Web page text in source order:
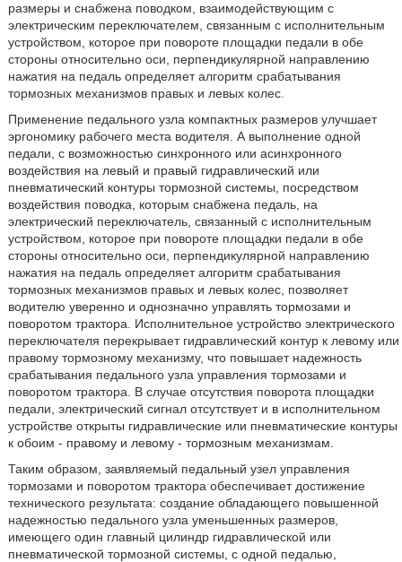
размеры и снабжена поводком, взаимодействующим с
электрическим переключателем, связанным с исполнительным
устройством, которое при повороте площадки педали в обе
стороны относительно оси, перпендикулярной направлению
нажатия на педаль определяет алгоритм срабатывания
тормозных механизмов правых и левых колес.
Применение педального узла компактных размеров улучшает
эргономику рабочего места водителя. А выполнение одной
педали, с возможностью синхронного или асинхронного
воздействия на левый и правый гидравлический или
пневматический контуры тормозной системы, посредством
воздействия поводка, которым снабжена педаль, на
электрический переключатель, связанный с исполнительным
устройством, которое при повороте площадки педали в обе
стороны относительно оси, перпендикулярной направлению
нажатия на педаль определяет алгоритм срабатывания
тормозных механизмов правых и левых колес, позволяет
водителю уверенно и однозначно управлять тормозами и
поворотом трактора. Исполнительное устройство электрического
переключателя перекрывает гидравлический контур к левому или
правому тормозному механизму, что повышает надежность
срабатывания педального узла управления тормозами и
поворотом трактора. В случае отсутствия поворота площадки
педали, электрический сигнал отсутствует и в исполнительном
устройстве открыты гидравлические или пневматические контуры
к обоим - правому и левому - тормозным механизмам.
Таким образом, заявляемый педальный узел управления
тормозами и поворотом трактора обеспечивает достижение
технического результата: создание обладающего повышенной
надежностью педального узла уменьшенных размеров,
имеющего один главный цилиндр гидравлической или
пневматической тормозной системы, с одной педалью,